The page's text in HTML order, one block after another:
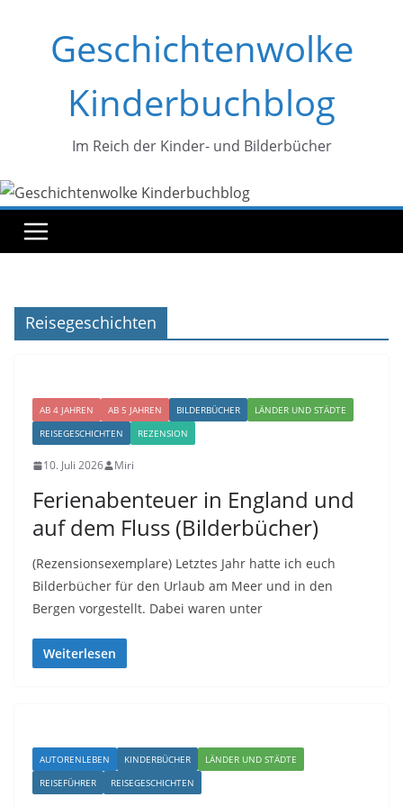
springenGeschichtenwolke
Kinderbuchblog
Im Reich der Kinder- und Bilderbücher
Reisegeschichten
AB 4 JAHREN AB 5 JAHREN BILDERBÜCHER
LÄNDER UND STÄDTE
REISEGESCHICHTEN
REZENSION
10. Juli 2026 Miri
Ferienabenteuer in England und
auf dem Fluss (Bilderbücher)
(Rezensionsexemplare) Letztes Jahr hatte ich euch
Bilderbücher für den Urlaub am Meer und in den
Bergen vorgestellt. Dabei waren unter
Weiterlesen
AUTORENLEBEN KINDERBÜCHER
LÄNDER UND STÄDTE
REISEFÜHRER
REISEGESCHICHTEN